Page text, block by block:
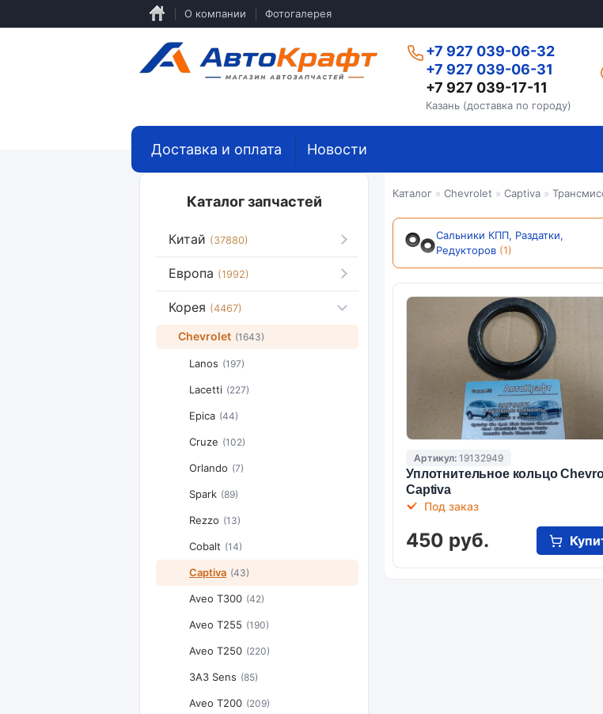
основному
О компании Фотогалерея
+7 927 039-06-32
+7 927 039-06-31
+7 927 039-17-11
Казань (доставка по городу)
Каталог » Chevrolet » Captiva »
Сальники КПП, Раздатки,
Редукторов (1)
Артикул: 19132949
Уплотнительное кольцо
Captiva
Под заказ
450 руб.
Доставка и оплата Новости
Каталог запчастей
Китай (37880)
Европа (1992)
Корея (4467)
Chevrolet (1643)
Lanos (197)
Lacetti (227)
Epica (44)
Cruze (102)
Orlando (7)
Spark (89)
Rezzo (13)
Cobalt (14)
Captiva (43)
Aveo T300 (42)
Aveo T255 (190)
Aveo T250 (220)
ЗАЗ Sens (85)
Aveo T200 (209)